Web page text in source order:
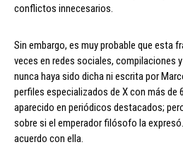
conflictos innecesarios.
Sin embargo, es muy probable que esta
veces en redes sociales, compilaciones
nunca haya sido dicha ni escrita por
perfiles especializados de X con más de
aparecido en periódicos destacados;
sobre si el emperador filósofo la
acuerdo con ella.